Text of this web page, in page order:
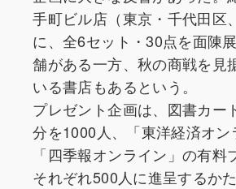
手町ビル店（東京・千代田区
に、全6セット・30点を面陳
舗がある一方、秋の商戦を見
いる書店もあるという。
プレゼント企画は、図書カー
分を1000人、「東洋経済オン
「四季報オンライン」の有料
それぞれ500人に進呈するか